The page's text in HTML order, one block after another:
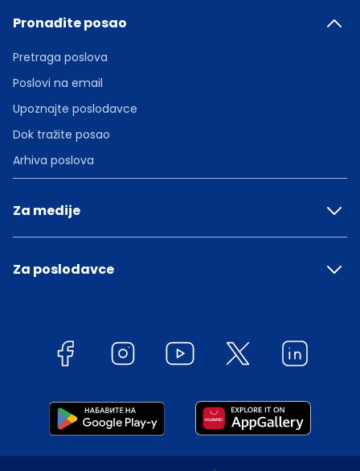
Pronađite posao
Pretraga poslova
Poslovi na email
Upoznajte poslodavce
Dok tražite posao
Arhiva poslova
Za medije
Za poslodavce